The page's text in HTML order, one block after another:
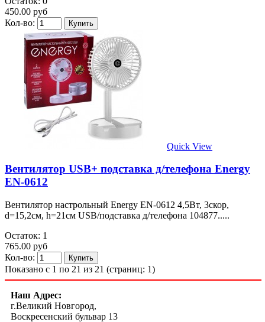
450.00 руб
Кол-во:
Quick View
Вентилятор USB+ подставка д/телефона Energy
EN-0612
Вентилятор настрольный Energy EN-0612 4,5Вт, 3скор,
d=15,2см, h=21см USB/подставка д/телефона 104877.....
Остаток: 1
765.00 руб
Кол-во:
Показано с 1 по 21 из 21 (страниц: 1)
Наш Адрес:
г.Великий Новгород,
Воскресенский бульвар 13